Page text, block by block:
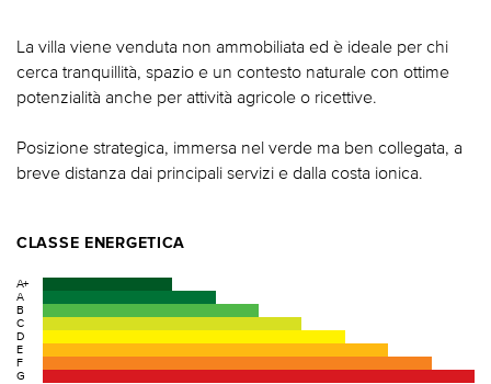
La villa viene venduta non ammobiliata ed è ideale per chi
cerca tranquillità, spazio e un contesto naturale con ottime
potenzialità anche per attività agricole o ricettive.
Posizione strategica, immersa nel verde ma ben collegata, a
breve distanza dai principali servizi e dalla costa ionica.
CLASSE ENERGETICA
A+
A
B
C
D
E
F
G